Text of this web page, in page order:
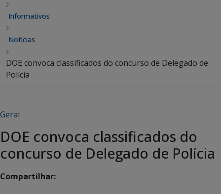
Informativos
Notícias
DOE convoca classificados do concurso de Delegado de
Polícia
Geral
DOE convoca classificados do
concurso de Delegado de Polícia
Compartilhar: